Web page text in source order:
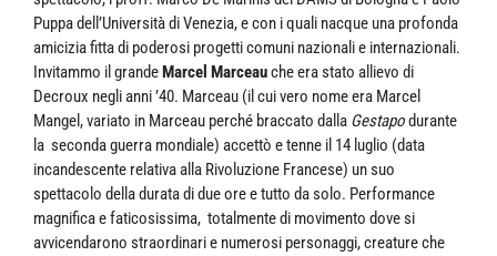
Puppa dell’Università di Venezia, e con i quali nacque una profonda
amicizia fitta di poderosi progetti comuni nazionali e internazionali.
Invitammo il grande Marcel Marceauche era stato allievo di
Decroux negli anni ’40. Marceau (il cui vero nome era Marcel
Mangel, variato in Marceau perché braccato dalla Gestapodurante
la seconda guerra mondiale) accettò e tenne il 14 luglio (data
incandescente relativa alla Rivoluzione Francese) un suo
spettacolo della durata di due ore e tutto da solo. Performance
magnifica e faticosissima, totalmente di movimento dove si
avvicendarono straordinari e numerosi personaggi, creature che